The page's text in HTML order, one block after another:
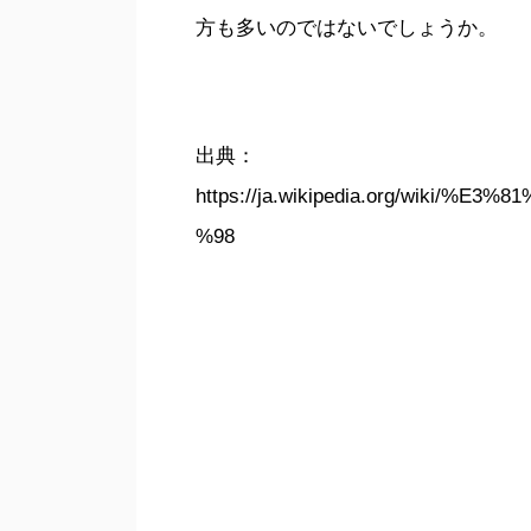
方も多いのではないでしょうか。
出典：
https://ja.wikipedia.org/wiki/
%98